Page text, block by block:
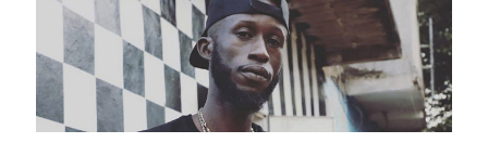
le sucre max
partenariats